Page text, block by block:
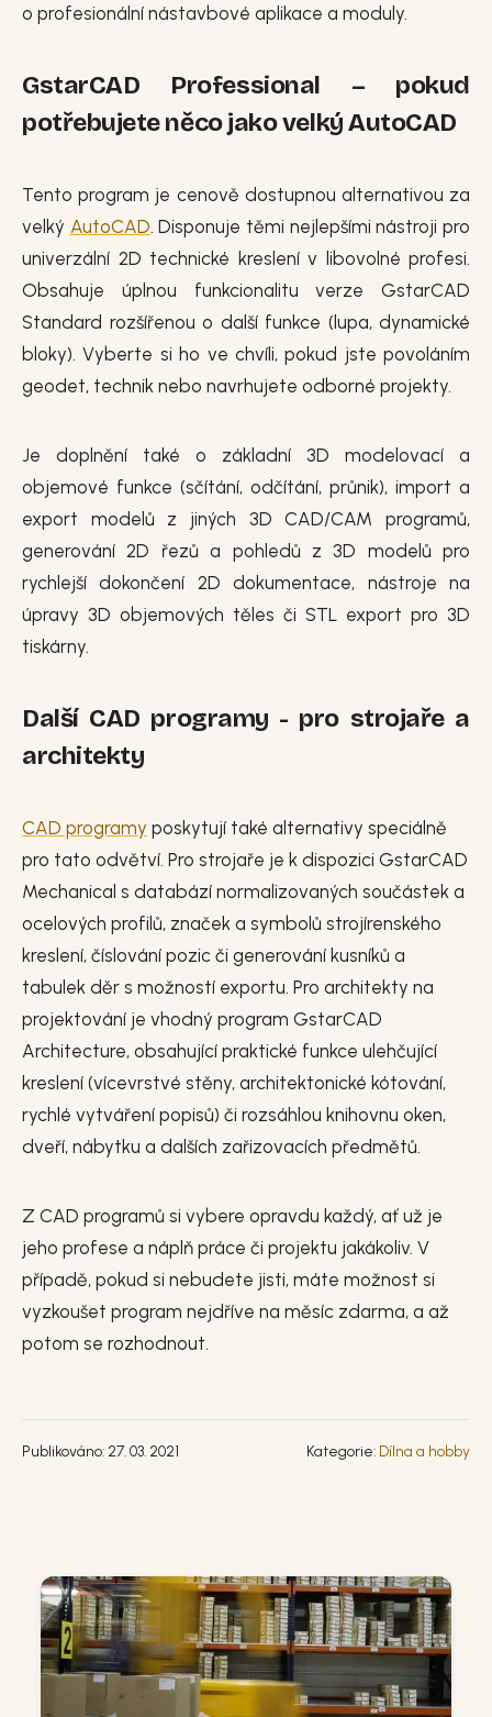
o profesionální nástavbové aplikace a moduly.
GstarCAD Professional – pokud
potřebujete něco jako velký AutoCAD
Tento program je cenově dostupnou alternativou za
velký AutoCAD. Disponuje těmi nejlepšími nástroji pro
univerzální 2D technické kreslení v libovolné profesi.
Obsahuje úplnou funkcionalitu verze GstarCAD
Standard rozšířenou o další funkce (lupa, dynamické
bloky). Vyberte si ho ve chvíli, pokud jste povoláním
geodet, technik nebo navrhujete odborné projekty.
Je doplnění také o základní 3D modelovací a
objemové funkce (sčítání, odčítání, průnik), import a
export modelů z jiných 3D CAD/CAM programů,
generování 2D řezů a pohledů z 3D modelů pro
rychlejší dokončení 2D dokumentace, nástroje na
úpravy 3D objemových těles či STL export pro 3D
tiskárny.
Další CAD programy - pro strojaře a
architekty
CAD programy poskytují také alternativy speciálně
pro tato odvětví. Pro strojaře je k dispozici GstarCAD
Mechanical s databází normalizovaných součástek a
ocelových profilů, značek a symbolů strojírenského
kreslení, číslování pozic či generování kusníků a
tabulek děr s možností exportu. Pro architekty na
projektování je vhodný program GstarCAD
Architecture, obsahující praktické funkce ulehčující
kreslení (vícevrstvé stěny, architektonické kótování,
rychlé vytváření popisů) či rozsáhlou knihovnu oken,
dveří, nábytku a dalších zařizovacích předmětů.
Z CAD programů si vybere opravdu každý, ať už je
jeho profese a náplň práce či projektu jakákoliv. V
případě, pokud si nebudete jisti, máte možnost si
vyzkoušet program nejdříve na měsíc zdarma, a až
potom se rozhodnout.
Publikováno: 27. 03. 2021 Kategorie: Dílna a hobby